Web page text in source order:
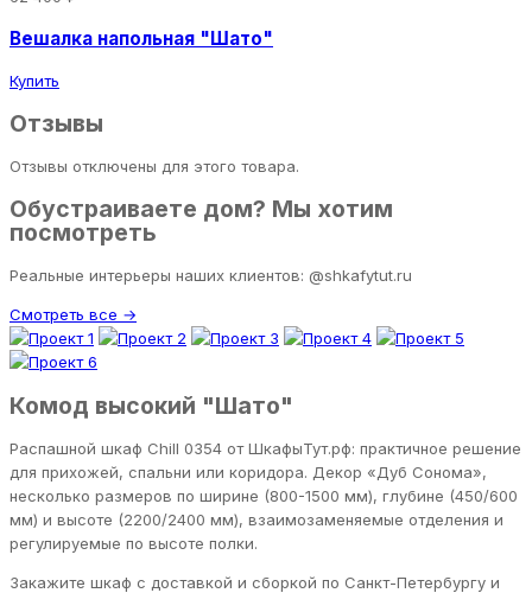
Вешалка напольная "Шато"
Купить
Отзывы
Отзывы отключены для этого товара.
Обустраиваете дом? Мы хотим
посмотреть
Реальные интерьеры наших клиентов: @shkafytut.ru
Смотреть все →
Комод высокий "Шато"
Распашной шкаф Chill 0354 от ШкафыТут.рф: практичное решение
для прихожей, спальни или коридора. Декор «Дуб Сонома»,
несколько размеров по ширине (800-1500 мм), глубине (450/600
мм) и высоте (2200/2400 мм), взаимозаменяемые отделения и
регулируемые по высоте полки.
Закажите шкаф с доставкой и сборкой по Санкт-Петербургу и